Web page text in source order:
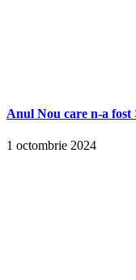
Anul Nou care n-a fost
1 octombrie 2024